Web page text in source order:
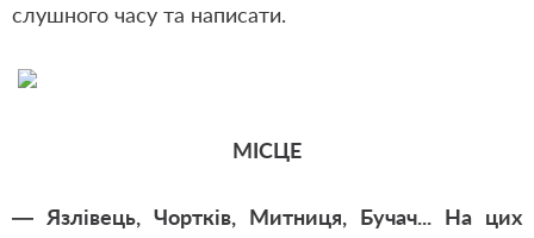
слушного часу та написати.
МІСЦЕ
— Язлівець, Чортків, Митниця, Бучач... На цих